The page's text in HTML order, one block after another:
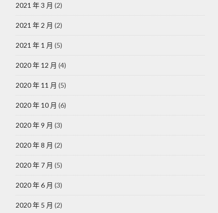
2021 年 3 月 (2)
2021 年 2 月 (2)
2021 年 1 月 (5)
2020 年 12 月 (4)
2020 年 11 月 (5)
2020 年 10 月 (6)
2020 年 9 月 (3)
2020 年 8 月 (2)
2020 年 7 月 (5)
2020 年 6 月 (3)
2020 年 5 月 (2)